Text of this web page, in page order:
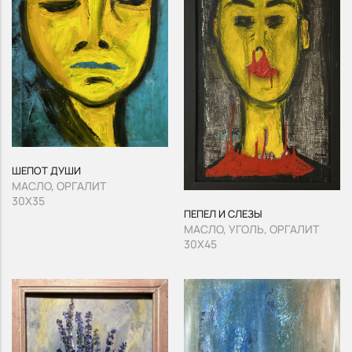
ШЕПОТ ДУШИ
МАСЛО, ОРГАЛИТ
30Х35
ПЕПЕЛ И СЛЕЗЫ
МАСЛО, УГОЛЬ, ОРГАЛИТ
30Х45